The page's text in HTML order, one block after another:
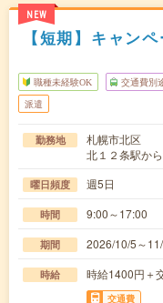
NEW
【短期】キャン
職種未経験OK 交通費別
派遣
勤務地
札幌市北区
北１２条駅か
曜日頻度 週5日
時間 9:00～17:00
期間 2026/10/5～
時給 時給1400円＋
交通費